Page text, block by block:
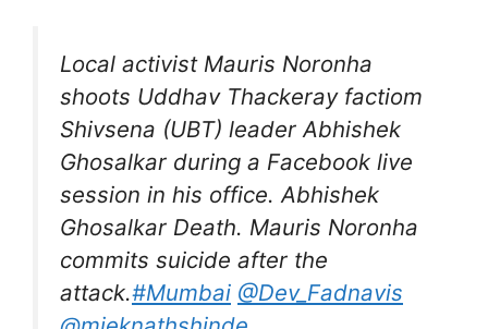
Local activist Mauris Noronha
shoots Uddhav Thackeray factiom
Shivsena (UBT) leader Abhishek
Ghosalkar during a Facebook live
session in his office. Abhishek
Ghosalkar Death. Mauris Noronha
commits suicide after the
attack.#Mumbai @Dev_Fadnavis